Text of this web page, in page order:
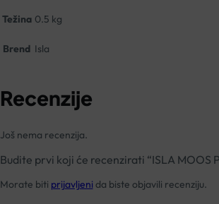
Težina 0.5 kg
Brend Isla
Recenzije
Još nema recenzija.
Budite prvi koji će recenzirati “ISLA MOOS
Morate biti prijavljeni da biste objavili recenziju.